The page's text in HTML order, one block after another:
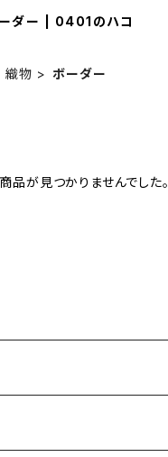
ダー | 0401のハコ
織物 ボーダー
品が見つかりませんでした。